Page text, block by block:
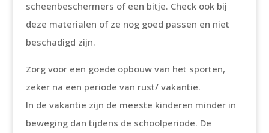
scheenbeschermers of een bitje. Check ook bij
deze materialen of ze nog goed passen en niet
beschadigd zijn.
Zorg voor een goede opbouw van het sporten,
zeker na een periode van rust/ vakantie.
In de vakantie zijn de meeste kinderen minder in
beweging dan tijdens de schoolperiode. De